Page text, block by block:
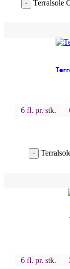
- Terralsole
6 fl. pr. stk.
-
6 fl. pr. stk.